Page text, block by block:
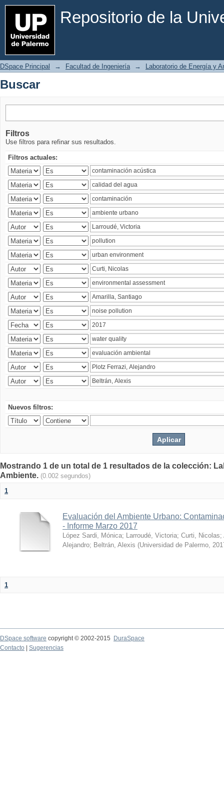
Repositorio de la
Buscar
DSpace Principal → Facultad de Ingeniería → Laboratorio de Energía y
Buscar
Filtros
Use filtros para refinar sus resultados.
Filtros actuales:
Nuevos filtros:
Mostrando 1 de un total de 1 resultados de la colección:
Ambiente. (0.002 segundos)
1
Evaluación del Ambiente Urbano:
- Informe Marzo 2017
López Sardi, Mónica; Larroudé, Victoria; Curti, Nicolas;
Alejandro; Beltrán, Alexis (Universidad de Palermo,
1
DSpace software copyright © 2002-2015
DuraSpace
Contacto
Sugerencias